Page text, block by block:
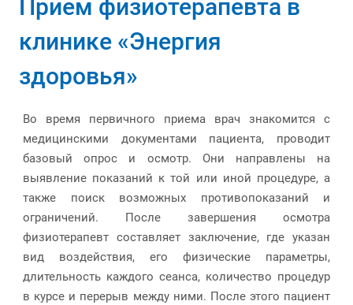
Прием физиотерапевта в
клинике «Энергия
здоровья»
Во время первичного приема врач знакомится с
медицинскими документами пациента, проводит
базовый опрос и осмотр. Они направлены на
выявление показаний к той или иной процедуре, а
также поиск возможных противопоказаний и
ограничений. После завершения осмотра
физиотерапевт составляет заключение, где указан
вид воздействия, его физические параметры,
длительность каждого сеанса, количество процедур
в курсе и перерыв между ними. После этого пациент